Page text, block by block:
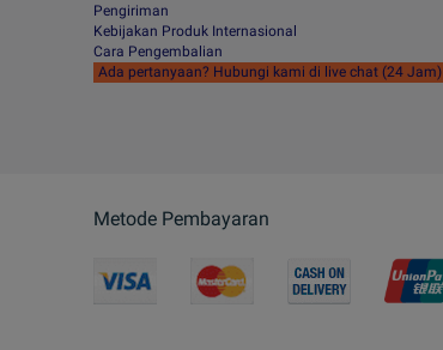
Pengiriman
Kebijakan Produk Internasional
Cara Pengembalian
Ada pertanyaan? Hubungi kami di live chat (24 Jam)
Metode Pembayaran